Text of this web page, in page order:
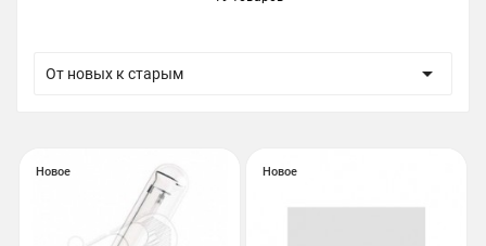
От новых к старым 
Новое Новое